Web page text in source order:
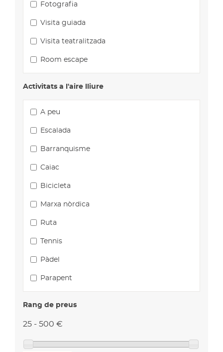
Fotografia
Visita guiada
Visita teatralitzada
Room escape
Activitats a l'aire lliure
A peu
Escalada
Barranquisme
Caiac
Bicicleta
Marxa nòrdica
Ruta
Tennis
Pàdel
Parapent
Rang de preus
25 - 500 €